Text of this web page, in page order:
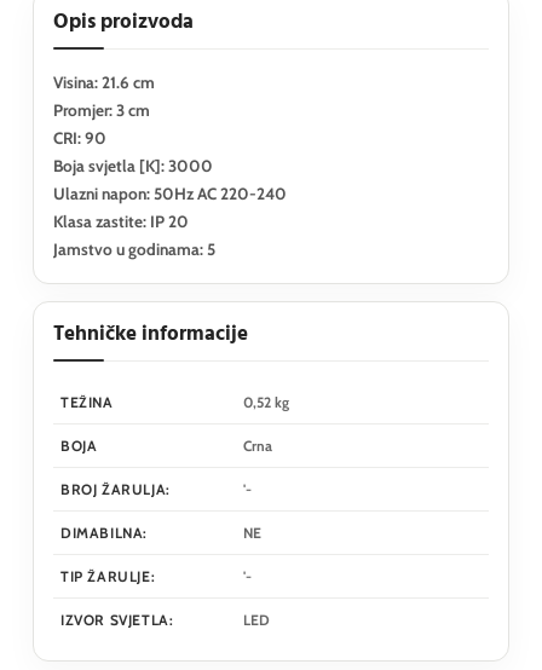
Opis proizvoda
Visina: 21.6 cm
Promjer: 3 cm
CRI: 90
Boja svjetla [K]: 3000
Ulazni napon: 50Hz AC 220-240
Klasa zastite: IP 20
Jamstvo u godinama: 5
Tehničke informacije
TEŽINA 0,52 kg
BOJA Crna
BROJ ŽARULJA: '-
DIMABILNA: NE
TIP ŽARULJE: '-
IZVOR SVJETLA: LED